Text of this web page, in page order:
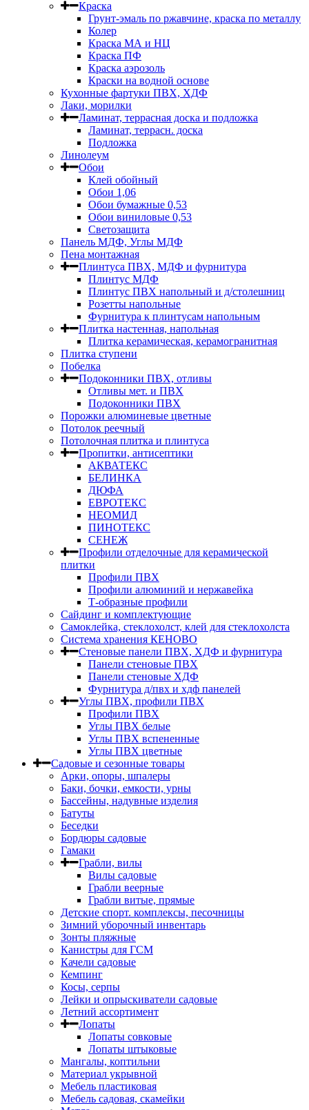
Краска
Грунт-эмаль по ржавчине, краска по металлу
Колер
Краска МА и НЦ
Краска ПФ
Краска аэрозоль
Краски на водной основе
Кухонные фартуки ПВХ, ХДФ
Лаки, морилки
Ламинат, террасная доска и подложка
Ламинат, террасн. доска
Подложка
Линолеум
Обои
Клей обойный
Обои 1,06
Обои бумажные 0,53
Обои виниловые 0,53
Светозащита
Панель МДФ, Углы МДФ
Пена монтажная
Плинтуса ПВХ, МДФ и фурнитура
Плинтус МДФ
Плинтус ПВХ напольный и д/столешниц
Розетты напольные
Фурнитура к плинтусам напольным
Плитка настенная, напольная
Плитка керамическая, керамогранитная
Плитка ступени
Побелка
Подоконники ПВХ, отливы
Отливы мет. и ПВХ
Подоконники ПВХ
Порожки алюминевые цветные
Потолок реечный
Потолочная плитка и плинтуса
Пропитки, антисептики
АКВАТЕКС
БЕЛИНКА
ДЮФА
ЕВРОТЕКС
НЕОМИД
ПИНОТЕКС
СЕНЕЖ
Профили отделочные для керамической
плитки
Профили ПВХ
Профили алюминий и нержавейка
Т-образные профили
Сайдинг и комплектующие
Самоклейка, стеклохолст, клей для стеклохолста
Система хранения КЕНОВО
Стеновые панели ПВХ, ХДФ и фурнитура
Панели стеновые ПВХ
Панели стеновые ХДФ
Фурнитура д/пвх и хдф панелей
Углы ПВХ, профили ПВХ
Профили ПВХ
Углы ПВХ белые
Углы ПВХ вспененные
Углы ПВХ цветные
Садовые и сезонные товары
Арки, опоры, шпалеры
Баки, бочки, емкости, урны
Бассейны, надувные изделия
Батуты
Беседки
Бордюры садовые
Гамаки
Грабли, вилы
Вилы садовые
Грабли веерные
Грабли витые, прямые
Детские спорт. комплексы, песочницы
Зимний уборочный инвентарь
Зонты пляжные
Канистры для ГСМ
Качели садовые
Кемпинг
Косы, серпы
Лейки и опрыскиватели садовые
Летний ассортимент
Лопаты
Лопаты совковые
Лопаты штыковые
Мангалы, коптильни
Материал укрывной
Мебель пластиковая
Мебель садовая, скамейки